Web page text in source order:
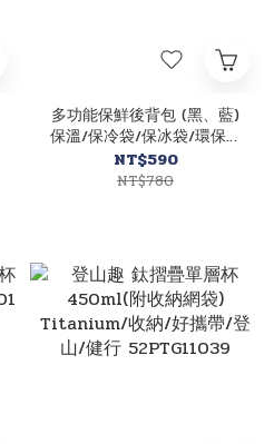
多功能保鮮後背包 (黑、藍)
保溫/保冷袋/保冰袋/環保耐
用/適合園遊會/露營/野炊
53CFAB09V02
NT$590
NT$780